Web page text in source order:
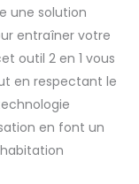
une solution
entraîner votre
outil 2 en 1 vous
en respectant le
en font un